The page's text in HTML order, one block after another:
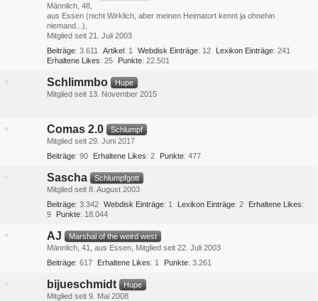
Männlich 48
aus Essen (nicht Wirklich, aber meinen Heimatort kennt ja ohnehin
niemand...)
Mitglied seit 21. Juli 2003
Beiträge 3.611 Artikel 1 Webdisk Einträge 12 Lexikon Einträge 241
Erhaltene Likes 25 Punkte 22.501
Schlimmbo
Hupe
Mitglied seit 13. November 2015
Comas 2.0
Schlumpf
Mitglied seit 29. Juni 2017
Beiträge 90 Erhaltene Likes 2 Punkte 477
Sascha
Schlumpfgott
Mitglied seit 8. August 2003
Beiträge 3.342 Webdisk Einträge 1 Lexikon Einträge 2
Erhaltene Likes
9
Punkte 18.044
AJ
Marshal of the weird west
Männlich 41 aus Essen Mitglied seit 22. Juli 2003
Beiträge 617 Erhaltene Likes 1 Punkte 3.261
bijueschmidt
Hupe
Mitglied seit 9. Mai 2008